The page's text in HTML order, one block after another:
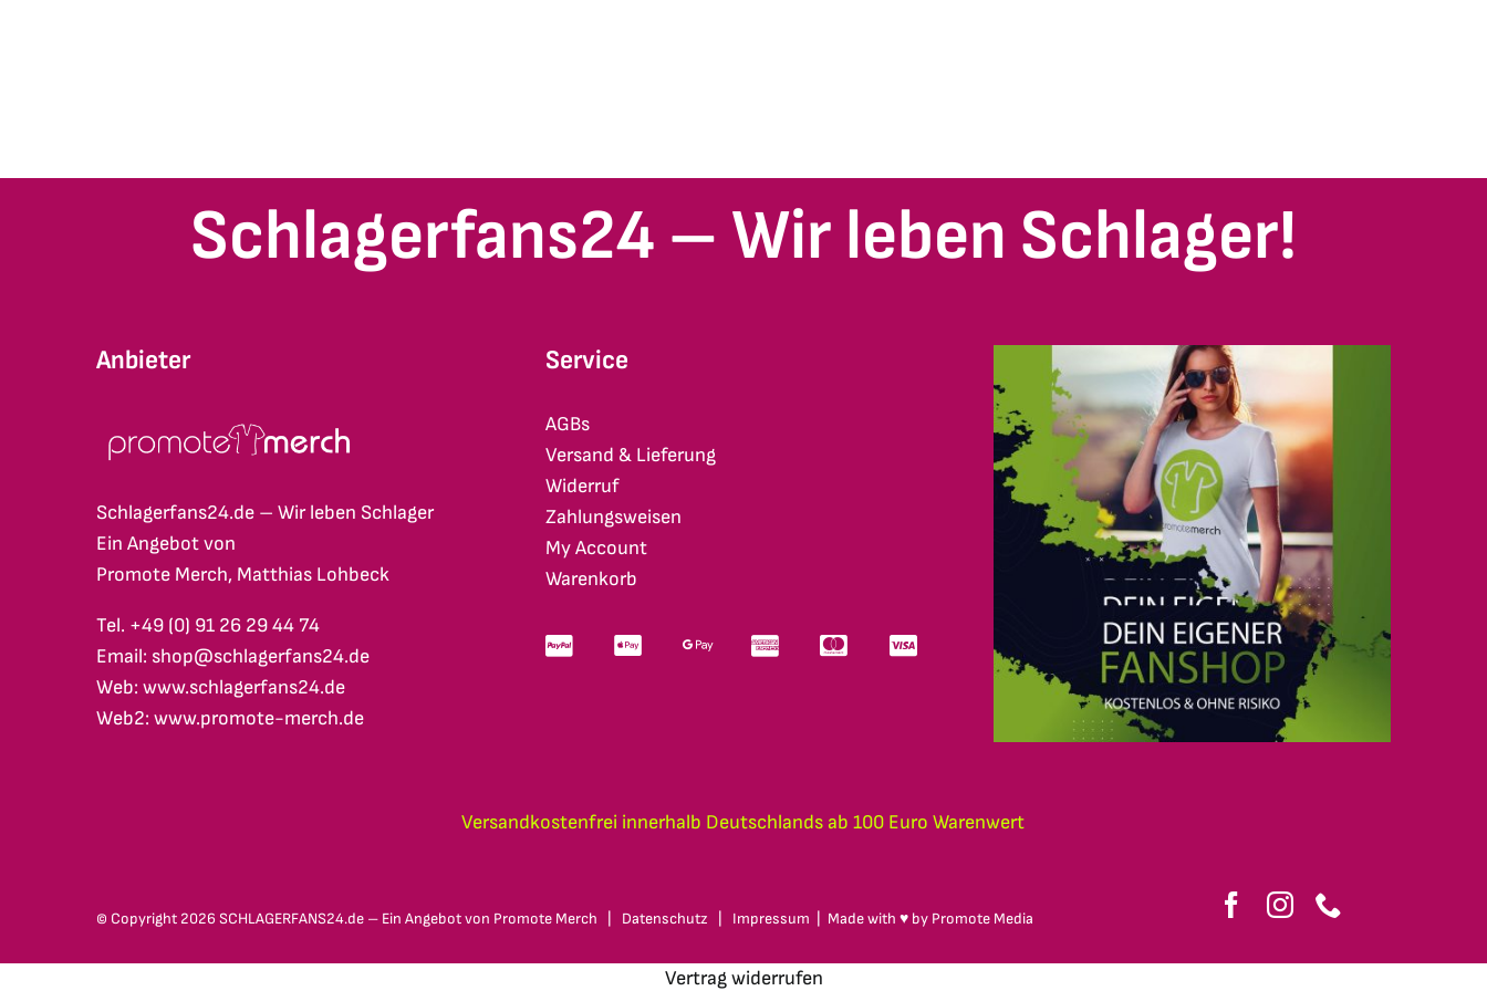
Schlagerfans24 – Wir leben Schlager!
Anbieter
Schlagerfans24.de – Wir leben Schlager
Ein Angebot von
Promote Merch, Matthias Lohbeck
Tel. +49 (0) 91 26 29 44 74
Email: shop@schlagerfans24.de
Web: www.schlagerfans24.de
Web2: www.promote-merch.de
Service
AGBs
Versand & Lieferung
Widerruf
Zahlungsweisen
My Account
Warenkorb
Versandkostenfrei innerhalb Deutschlands ab 100 Euro Warenwert
© Copyright 2026 SCHLAGERFANS24.de – Ein Angebot von Promote Merch Datenschutz Impressum | Made with ♥ by Promote Media
Vertrag widerrufen